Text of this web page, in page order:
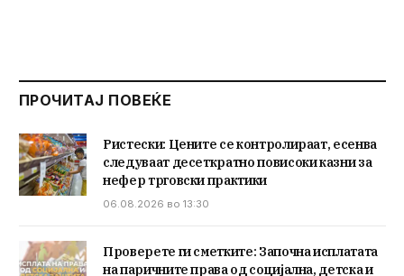
ПРОЧИТАЈ ПОВЕЌЕ
Ристески: Цените се контролираат, есенва
следуваат десеткратно повисоки казни за
нефер трговски практики
06.08.2026 во 13:30
Проверете ги сметките: Започна исплатата
на паричните права од социјална, детска и